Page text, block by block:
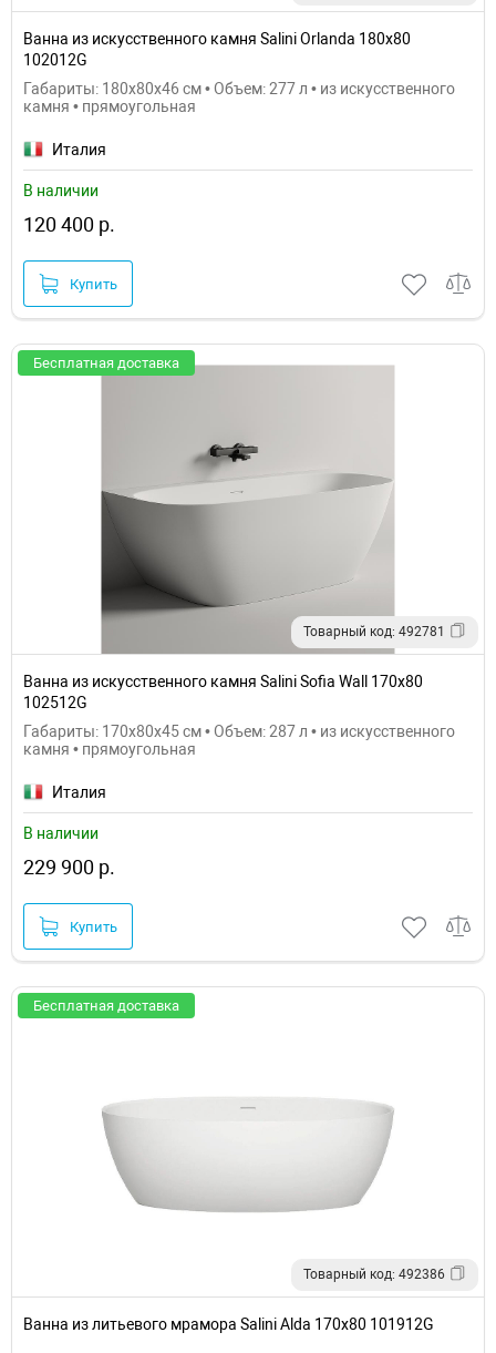
Ванна из искусственного камня Salini Orlanda 180х80
102012G
Габариты: 180x80x46 см • Объем: 277 л • из искусственного
камня • прямоугольная
Италия
В наличии
120 400 р.
Купить
Бесплатная доставка
Товарный код: 492781
Ванна из искусственного камня Salini Sofia Wall 170х80
102512G
Габариты: 170x80x45 см • Объем: 287 л • из искусственного
камня • прямоугольная
Италия
В наличии
229 900 р.
Купить
Бесплатная доставка
Товарный код: 492386
Ванна из литьевого мрамора Salini Alda 170х80 101912G